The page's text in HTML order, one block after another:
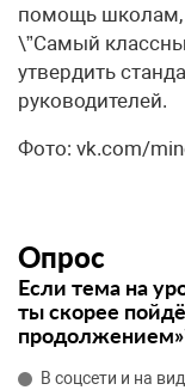
помощь школам,
\”Самый
утвердить
руководителей.
Фото: vk.com/
Опрос
Если тема на
ты скорее
В соцсети и на